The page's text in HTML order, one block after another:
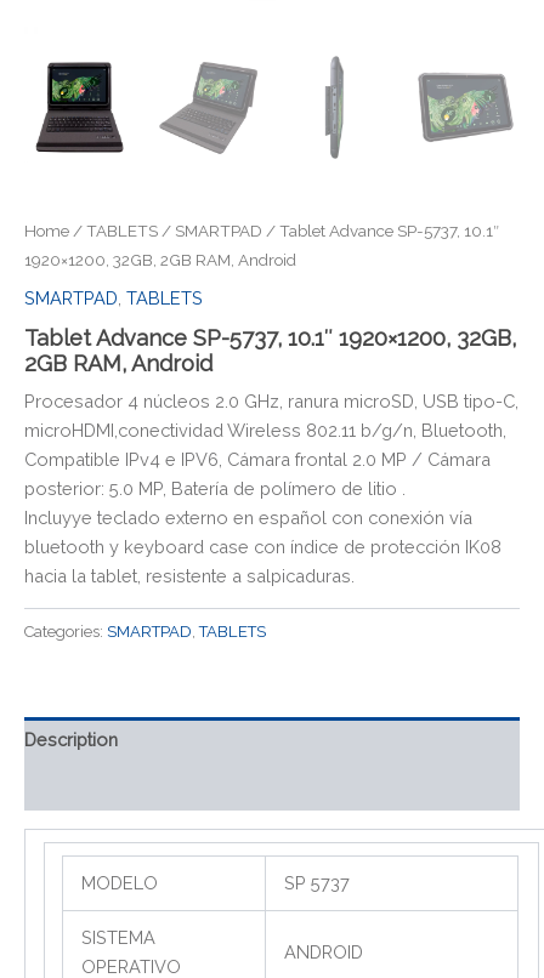
Home /TABLETS / SMARTPAD / Tablet Advance SP-5737, 10.1″
1920×1200, 32GB, 2GB RAM, Android
SMARTPAD TABLETS
Tablet Advance SP-5737, 10.1″ 1920×1200, 32GB,
2GB RAM, Android
Procesador 4 núcleos 2.0 GHz, ranura microSD, USB tipo-C,
microHDMI,conectividad Wireless 802.11 b/g/n, Bluetooth,
Compatible IPv4 e IPV6, Cámara frontal 2.0 MP / Cámara
posterior: 5.0 MP, Batería de polímero de litio .
Incluyye teclado externo en español con conexión vía
bluetooth y keyboard case con índice de protección IK08
hacia la tablet, resistente a salpicaduras.
Categories: SMARTPAD ,TABLETS
Description
MODELO SP 5737
SISTEMA
OPERATIVO
ANDROID